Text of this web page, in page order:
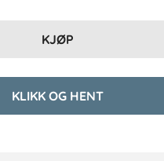
KJØP
KLIKK OG HENT